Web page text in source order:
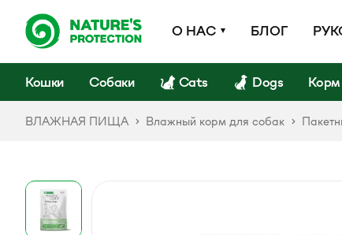
О НАС БЛОГ
Кошки Собаки Cats Dogs
ВЛАЖНАЯ ПИЩА Влажный корм для собак